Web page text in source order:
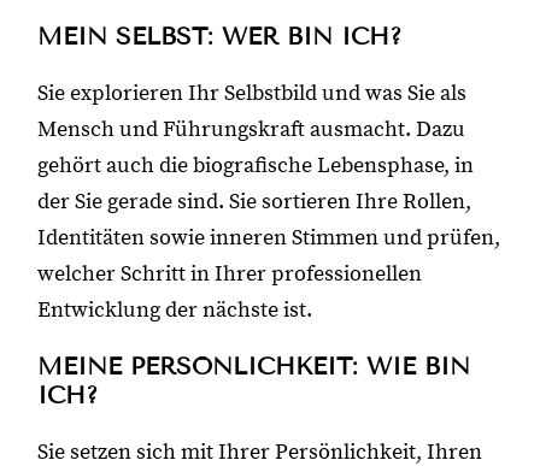
MEIN SELBST: WER BIN ICH?
Sie explorieren Ihr Selbstbild und was Sie als
Mensch und Führungskraft ausmacht. Dazu
gehört auch die biografische Lebensphase, in
der Sie gerade sind. Sie sortieren Ihre Rollen,
Identitäten sowie inneren Stimmen und prüfen,
welcher Schritt in Ihrer professionellen
Entwicklung der nächste ist.
MEINE PERSÖNLICHKEIT: WIE BIN
ICH?
Sie setzen sich mit Ihrer Persönlichkeit, Ihren